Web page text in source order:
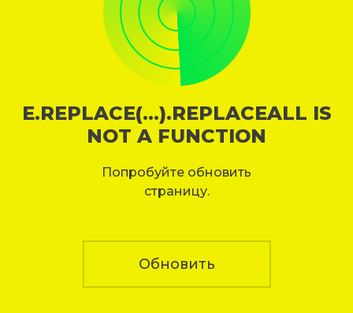
E.REPLACE(...).REPLACEALL IS
NOT A FUNCTION
Попробуйте обновить
страницу.
Обновить